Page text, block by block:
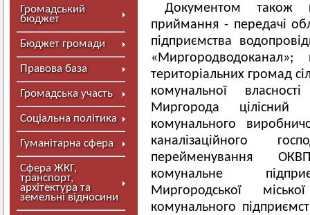
Громадський
бюджет
Бюджет громади
Правова база
Громадська участь
Соціальна політика
Гуманітарна сфера
Сфера ЖКГ,
транспорт,
архітектура та
земельні відносини
Документом також
приймання - передачі
підприємства
«Миргородводоканал»;
територіальних громад
комунальної
Миргорода цілісний
комунального
каналізаційного
перейменування
комунальне
Миргородської
комунального